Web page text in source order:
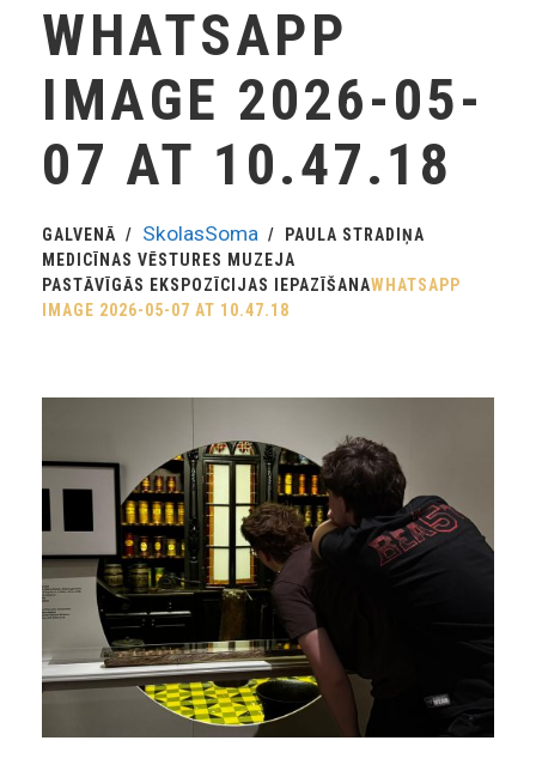
WHATSAPP
IMAGE 2026-05-
07 AT 10.47.18
GALVENĀ SkolasSoma
PAULA STRADIŅA
MEDICĪNAS VĒSTURES MUZEJA
PASTĀVĪGĀS EKSPOZĪCIJAS IEPAZĪŠANAWHATSAPP
IMAGE 2026-05-07 AT 10.47.18